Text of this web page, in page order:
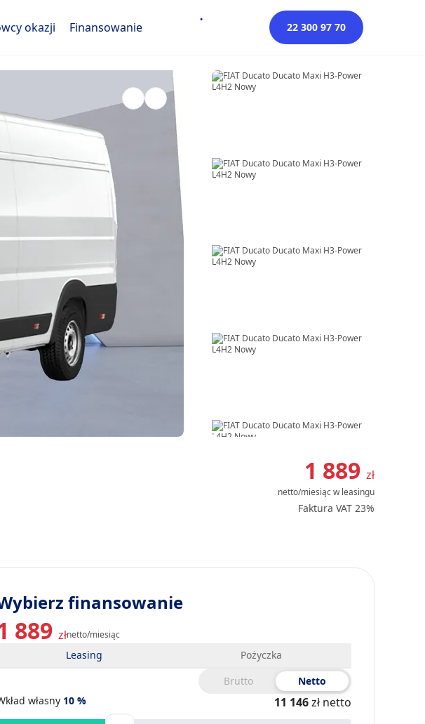
okazji Finansowanie 22 300 97 70
1 889 zł
netto/miesiącw leasingu
Faktura VAT 23%
finansowanie
889 złnetto/miesiąc
Leasing
Pożyczka
Brutto
Netto
własny 10 % 11 146zł netto